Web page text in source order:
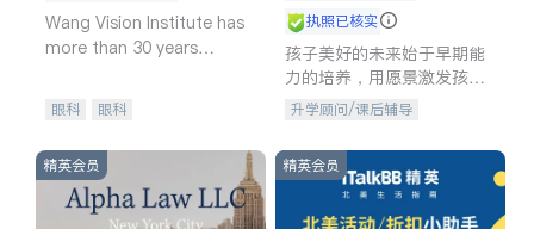
Wang Vision Institute has
more than 30 years
眼科 眼科
执照已核实
孩子美好的未来始于早期能
力的培养，用愿景激发孩子
的学习潜力和动力。理念：
拥有成长型心态是成功的基
石。
升学顾问/课后辅导
精英会员 精英会员